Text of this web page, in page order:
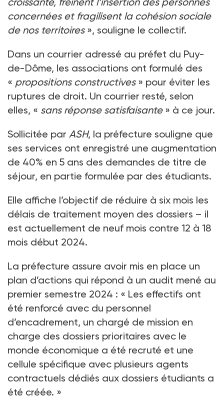
concernées et fragilisent la cohésion sociale
de nos territoires », souligne le collectif.
Dans un courrier adressé au préfet du Puy-
de-Dôme, les associations ont formulé des
« propositions constructives » pour éviter les
ruptures de droit. Un courrier resté, selon
elles, « sans réponse satisfaisante » à ce jour.
Sollicitée par ASH, la préfecture souligne que
ses services ont enregistré une augmentation
de 40% en 5 ans des demandes de titre de
séjour, en partie formulée par des étudiants.
Elle affiche l’objectif de réduire à six mois les
délais de traitement moyen des dossiers – il
est actuellement de neuf mois contre 12 à 18
mois début 2024.
La préfecture assure avoir mis en place un
plan d’actions qui répond à un audit mené au
premier semestre 2024 : « Les effectifs ont
été renforcé avec du personnel
d’encadrement, un chargé de mission en
charge des dossiers prioritaires avec le
monde économique a été recruté et une
cellule spécifique avec plusieurs agents
contractuels dédiés aux dossiers étudiants a
été créée. »